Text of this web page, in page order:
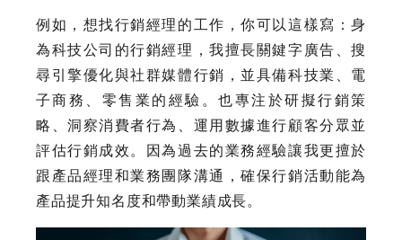
例如，想找行銷經理的工作，你可以這樣寫：身
為科技公司的行銷經理，我擅長關鍵字廣告、搜
尋引擎優化與社群媒體行銷，並具備科技業、電
子商務、零售業的經驗。也專注於研擬行銷策
略、洞察消費者行為、運用數據進行顧客分眾並
評估行銷成效。因為過去的業務經驗讓我更擅於
跟產品經理和業務團隊溝通，確保行銷活動能為
產品提升知名度和帶動業績成長。